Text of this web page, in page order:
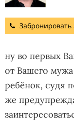
Забронировать
ну во первых
от Вашего
ребёнок, судя
же